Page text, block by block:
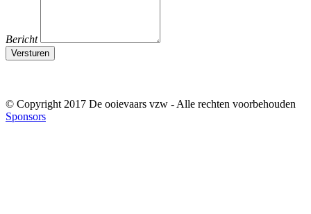
Bericht
Versturen
© Copyright 2017 De ooievaars vzw - Alle rechten voorbehouden
Sponsors